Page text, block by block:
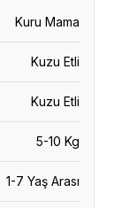
Kuru Mama
Kuzu Etli
Kuzu Etli
5-10 Kg
1-7 Yaş Arası